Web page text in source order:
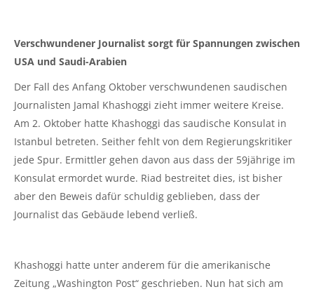
Verschwundener Journalist sorgt für Spannungen zwischen
USA und Saudi-Arabien
Der Fall des Anfang Oktober verschwundenen saudischen
Journalisten Jamal Khashoggi zieht immer weitere Kreise.
Am 2. Oktober hatte Khashoggi das saudische Konsulat in
Istanbul betreten. Seither fehlt von dem Regierungskritiker
jede Spur. Ermittler gehen davon aus dass der 59jährige im
Konsulat ermordet wurde. Riad bestreitet dies, ist bisher
aber den Beweis dafür schuldig geblieben, dass der
Journalist das Gebäude lebend verließ.
Khashoggi hatte unter anderem für die amerikanische
Zeitung „Washington Post“ geschrieben. Nun hat sich am